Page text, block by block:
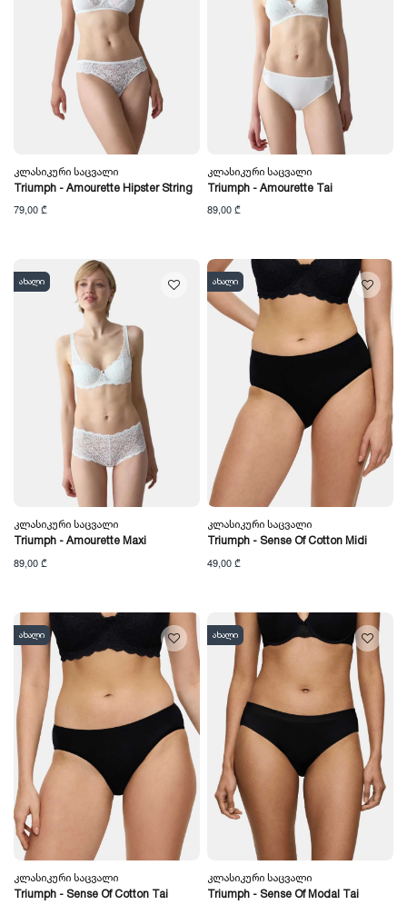
Კლასიკური Საცვალი
Triumph - Amourette Hipster String
79,00 ₾
Კლასიკური Საცვალი
Triumph - Amourette Tai
89,00 ₾
ახალი
Კლასიკური Საცვალი
Triumph - Amourette Maxi
89,00 ₾
ახალი
Კლასიკური Საცვალი
Triumph - Sense Of Cotton Midi
49,00 ₾
ახალი
Კლასიკური Საცვალი
Triumph - Sense Of Cotton Tai
ახალი
Კლასიკური Საცვალი
Triumph - Sense Of Modal Tai